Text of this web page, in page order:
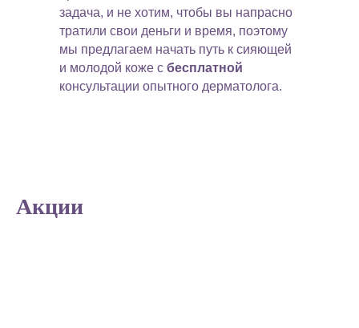
задача, и не хотим, чтобы вы напрасно
тратили свои деньги и время, поэтому
мы предлагаем начать путь к сияющей
и молодой коже с бесплатной
консультации опытного дерматолога.
Акции